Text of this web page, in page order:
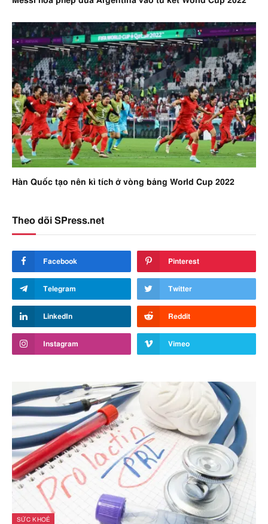
Hàn Quốc tạo nên kì tích ở vòng bảng World Cup 2022
Theo dõi SPress.net
Facebook Pinterest
Telegram Twitter
LinkedIn Reddit
Instagram Vimeo
SỨC KHOẺ